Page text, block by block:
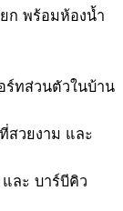
ก พร้อมห้องน้ำ
ร์ทส่วนตัวในบ้าน
สวยงาม และ
และ บาร์บีคิว